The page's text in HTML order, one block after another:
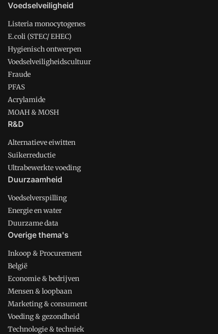
Voedselveiligheid
Listeria monocytogenes
E.coli (STEC/ EHEC)
Hygienisch ontwerpen
Voedselveiligheidscultuur
Fraude
PFAS
Acrylamide
MOAH & MOSH
R&D
Alternatieve eiwitten
Suikerreductie
Ultrabewerkte voeding
Duurzaamheid
Voedselverspilling
Energie en water
Duurzame data
Overige thema's
Inkoop & Procurement
België
Economie & bedrijven
Mensen & loopbaan
Marketing & consument
Voeding & gezondheid
Technologie & techniek